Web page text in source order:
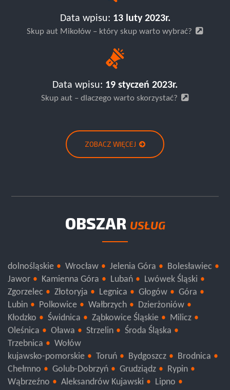
Data wpisu: 13 luty 2023r.
Skup aut Mikołów – który skup warto wybrać?
Data wpisu: 19 styczeń 2023r.
Skup aut – dlaczego warto skorzystać?
ZOBACZ WIĘCEJ
OBSZAR
dolnośląskie Wrocław Jelenia Góra
Bolesławiec
Jawor
Kamienna Góra Lubań
Lwówek Śląski
Zgorzelec
Złotoryja Legnica Głogów
Góra
Lubin
Polkowice Wałbrzych
Dzierżoniów
Kłodzko
Świdnica Ząbkowice Śląskie
Milicz
Oleśnica
Oława
Trzebnica
Wołów
kujawsko-pomorskie
Toruń Bydgoszcz
Brodnica
Chełmno
Golub-Dobrzyń Grudziądz
Rypin